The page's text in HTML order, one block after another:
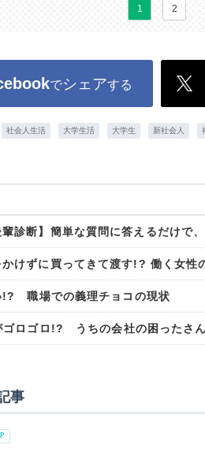
1 2
でシェアする
社会人生活 大学生活 大学生 新社会人
輩診断】簡単な質問に答えるだけで
かけずに買ってきて渡す!? 働く女性
!? 職場での義理チョコの現状
ロゴロ!? うちの会社の困ったさん
事